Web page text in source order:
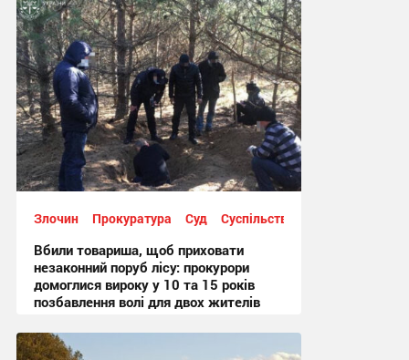
Злочин Прокуратура Суд Суспільство
Вбили товариша, щоб приховати
незаконний поруб лісу: прокурори
домоглися вироку у 10 та 15 років
позбавлення волі для двох жителів
14:47, 3.08.2026